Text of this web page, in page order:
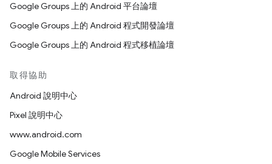
Google Groups 上的 Android 平台論壇
Google Groups 上的 Android 程式開發論壇
Google Groups 上的 Android 程式移植論壇
取得協助
Android 說明中心
Pixel 說明中心
www.android.com
Google Mobile Services